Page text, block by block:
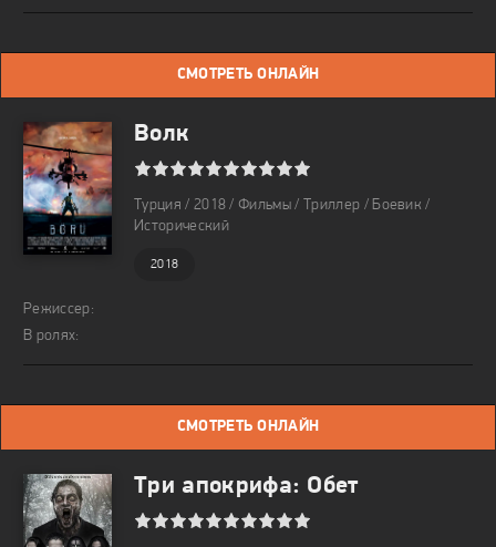
СМОТРЕТЬ ОНЛАЙН
Волк
1 2 3 4 5 7 8 9 10
Турция / 2018 / Фильмы / Триллер / Боевик /
Исторический
2018
Режиссер:
В ролях:
СМОТРЕТЬ ОНЛАЙН
Три апокрифа: Обет
1 2 3 4 5 7 8 9 10